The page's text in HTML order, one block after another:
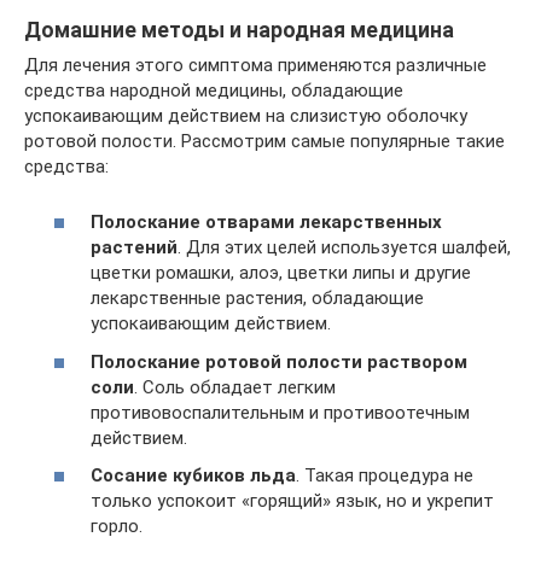
Домашние методы и народная медицина
Для лечения этого симптома применяются различные
средства народной медицины, обладающие
успокаивающим действием на слизистую оболочку
ротовой полости. Рассмотрим самые популярные такие
средства:
Полоскание отварами лекарственных
растений. Для этих целей используется шалфей,
цветки ромашки, алоэ, цветки липы и другие
лекарственные растения, обладающие
успокаивающим действием.
Полоскание ротовой полости раствором
соли. Соль обладает легким
противовоспалительным и противоотечным
действием.
Сосание кубиков льда. Такая процедура не
только успокоит «горящий» язык, но и укрепит
горло.